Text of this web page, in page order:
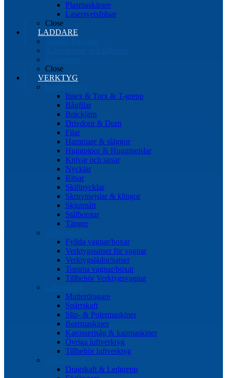
Plasmaskärare
Lasersvetsfräsar
Close
LADDARE
Close
VERKTYG
Insex & Torx & T-grepp
Bågfilar
Bräckjärn
Drivdorn & Dorn
Filar
Hammare & släggor
Huggpipor & Huggmejslar
Knivar och saxar
Nycklar
Ritsar
Skiftnycklar
Skruvmejslar & klingor
Skjutmått
Stålborstar
Tänger
Fyllda vagnar/boxar
Verktygssatser för vagnar
Verktygslådor/satser
Tomma vagnar/boxar
Tillbehör Verktygsvagnar
Mutterdragare
Spärrskaft
Slip- & Polermaskiner
Borrmaskiner
Karosserisåg & kapmaskiner
Övriga luftverktyg
Tillbehör luftverktyg
Dragskaft & Ledgrepp